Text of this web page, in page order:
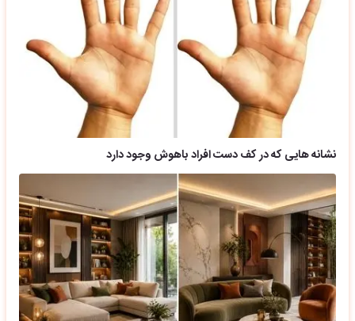
نشانه هایی که در کف دست افراد باهوش وجود دارد